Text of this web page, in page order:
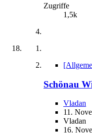
Zugriffe
1,5k
Schönau
Vladan
11.
Vladan
16.